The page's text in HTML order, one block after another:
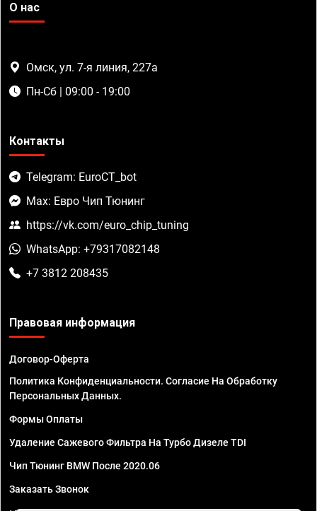
О нас
Омск, ул. 7-я линия, 227а
Пн-Сб | 09:00 - 19:00
Контакты
Telegram: EuroCT_bot
Max: Евро Чип Тюнинг
https://vk.com/euro_chip_tuning
WhatsApp: +79317082148
+7 3812 208435
Правовая информация
Договор-Оферта
Политика Конфиденциальности. Согласие На Обработку
Персональных Данных.
Формы Оплаты
Удаление Сажевого Фильтра На Турбо Дизеле TDI
Чип Тюнинг BMW После 2020.06
Заказать Звонок